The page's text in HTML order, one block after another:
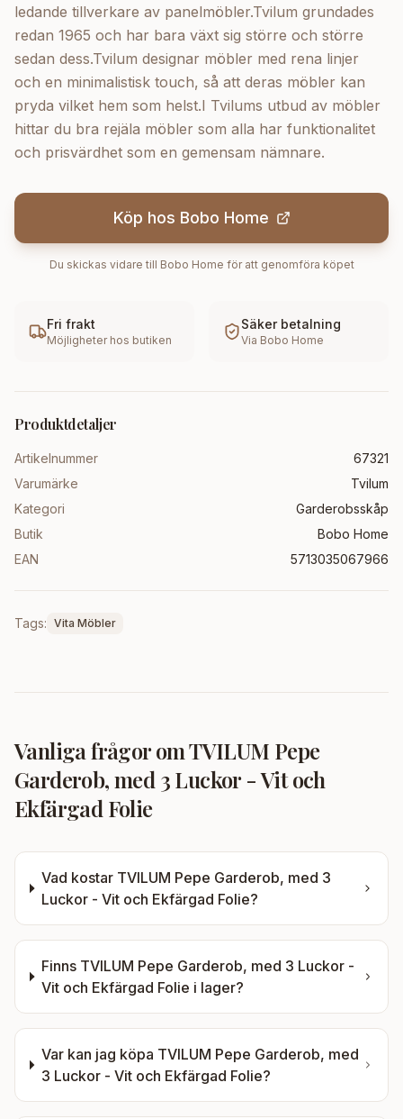
ledande tillverkare av panelmöbler.Tvilum grundades
redan 1965 och har bara växt sig större och större
sedan dess.Tvilum designar möbler med rena linjer
och en minimalistisk touch, så att deras möbler kan
pryda vilket hem som helst.I Tvilums utbud av möbler
hittar du bra rejäla möbler som alla har funktionalitet
och prisvärdhet som en gemensam nämnare.
Köp hos Bobo Home
Du skickas vidare till Bobo Home för att genomföra köpet
Fri frakt
Möjligheter hos butiken
Säker betalning
Via Bobo Home
Produktdetaljer
Artikelnummer
67321
Varumärke
Tvilum
Kategori
Garderobsskåp
Butik
Bobo Home
EAN
5713035067966
Tags: Vita Möbler
Vanliga frågor omTVILUM Pepe
Garderob, med 3 Luckor - Vit och
Ekfärgad Folie
Vad kostar TVILUM Pepe Garderob, med 3
Luckor - Vit och Ekfärgad Folie?
Finns TVILUM Pepe Garderob, med 3 Luckor -
Vit och Ekfärgad Folie i lager?
Var kan jag köpa TVILUM Pepe Garderob, med
3 Luckor - Vit och Ekfärgad Folie?